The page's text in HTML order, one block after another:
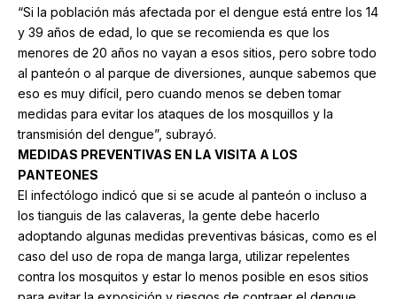
“Si la población más afectada por el dengue está entre los 14
y 39 años de edad, lo que se recomienda es que los
menores de 20 años no vayan a esos sitios, pero sobre todo
al panteón o al parque de diversiones, aunque sabemos que
eso es muy difícil, pero cuando menos se deben tomar
medidas para evitar los ataques de los mosquillos y la
transmisión del dengue”, subrayó.
MEDIDAS PREVENTIVAS EN LA VISITA A LOS
PANTEONES
El infectólogo indicó que si se acude al panteón o incluso a
los tianguis de las calaveras, la gente debe hacerlo
adoptando algunas medidas preventivas básicas, como es el
caso del uso de ropa de manga larga, utilizar repelentes
contra los mosquitos y estar lo menos posible en esos sitios